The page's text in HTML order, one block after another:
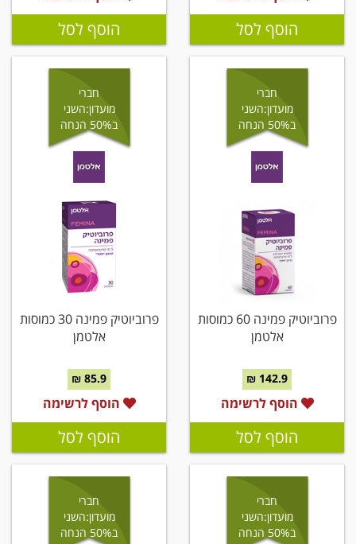
הוסף לסל הוסף לסל
חברי
מועדון:השני
ב50% הנחה
פרוביוטיק פמינה 60 כמוסות
אלטמן
142.9 ₪
הוסף לרשימה
הוסף לסל
חברי
מועדון:השני
ב50% הנחה
פרוביוטיק פמינה 30 כמוסות
אלטמן
85.9 ₪
הוסף לרשימה
הוסף לסל
חברי
מועדון:השני
ב50% הנחה
חברי
מועדון:השני
ב50% הנחה